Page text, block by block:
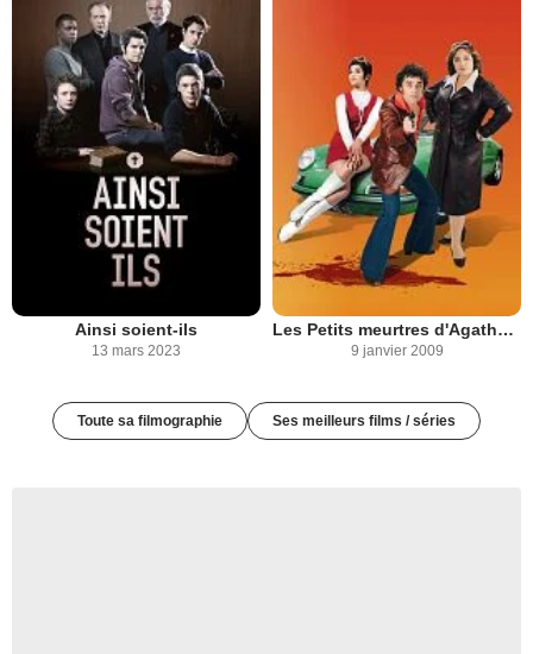
Ainsi soient-ils
13 mars 2023
Les Petits meurtres d'Agatha Christie
9 janvier 2009
Toute sa filmographie Ses meilleurs films / séries